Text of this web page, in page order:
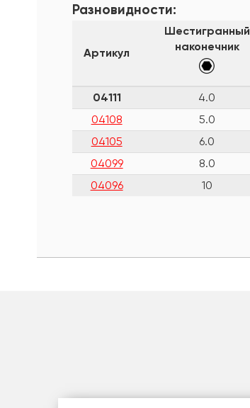
Разновидности:
Артикул
Шестигранный
наконечник
04111 4.0
04108
5.0
04105
6.0
04099
8.0
04096
10